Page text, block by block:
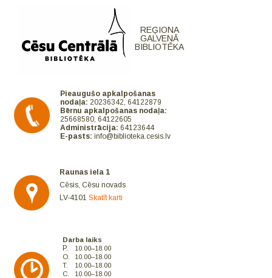
REĢIONA
GALVENĀ
BIBLIOTĒKA
Pieaugušo apkalpošanas
nodaļa: 20236342, 64122879
Bērnu apkalpošanas nodaļa:
25668580, 64122605
Administrācija: 64123644
E-pasts: info@biblioteka.cesis.lv
Raunas iela 1
Cēsis, Cēsu novads
LV-4101Skatīt karti
Darba laiks
P.
10.00–18.00
O.
10.00–18.00
T.
10.00–18.00
C.
10.00–18.00